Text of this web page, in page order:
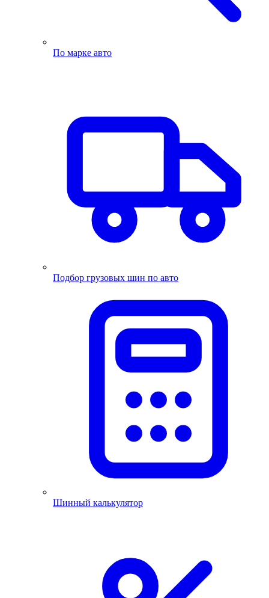
По марке авто
Подбор грузовых шин по авто
Шинный калькулятор